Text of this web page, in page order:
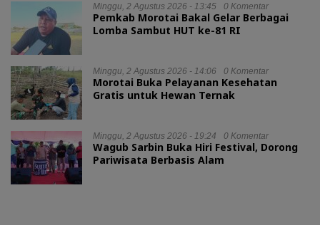
Minggu, 2 Agustus 2026 - 13:45 0 Komentar
Pemkab Morotai Bakal Gelar Berbagai
Lomba Sambut HUT ke-81 RI
Minggu, 2 Agustus 2026 - 14:06 0 Komentar
Morotai Buka Pelayanan Kesehatan
Gratis untuk Hewan Ternak
Minggu, 2 Agustus 2026 - 19:24 0 Komentar
Wagub Sarbin Buka Hiri Festival, Dorong
Pariwisata Berbasis Alam